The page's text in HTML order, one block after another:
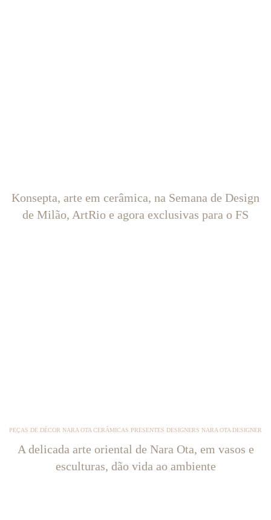
Konsepta, arte em cerâmica, na Semana de Design
de Milão, ArtRio e agora exclusivas para o FS
PEÇAS DE DÉCOR NARA OTA CERÂMICAS PRESENTES DESIGNERS NARA OTA DESIGNER
A delicada arte oriental de Nara Ota, em vasos e
esculturas, dão vida ao ambiente